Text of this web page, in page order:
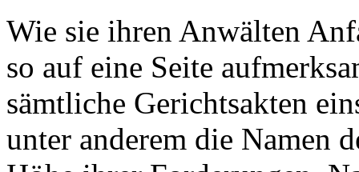
Wie sie ihren Anwälten
so auf eine Seite
sämtliche Gerichtsakten
unter anderem die Namen